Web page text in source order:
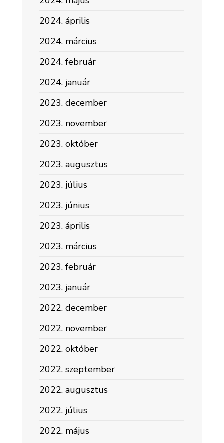
2024. április
2024. március
2024. február
2024. január
2023. december
2023. november
2023. október
2023. augusztus
2023. július
2023. június
2023. április
2023. március
2023. február
2023. január
2022. december
2022. november
2022. október
2022. szeptember
2022. augusztus
2022. július
2022. május